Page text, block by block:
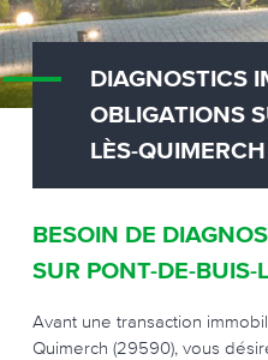
DIAGNOSTICS
OBLIGATIONS
LÈS-QUIMERCH
BESOIN DE
SUR PONT-DE-BUIS-
Avant une transaction
Quimerch (29590), vous